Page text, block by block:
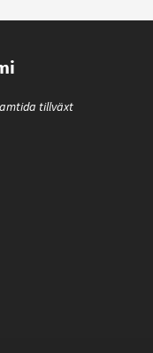
tillväxt